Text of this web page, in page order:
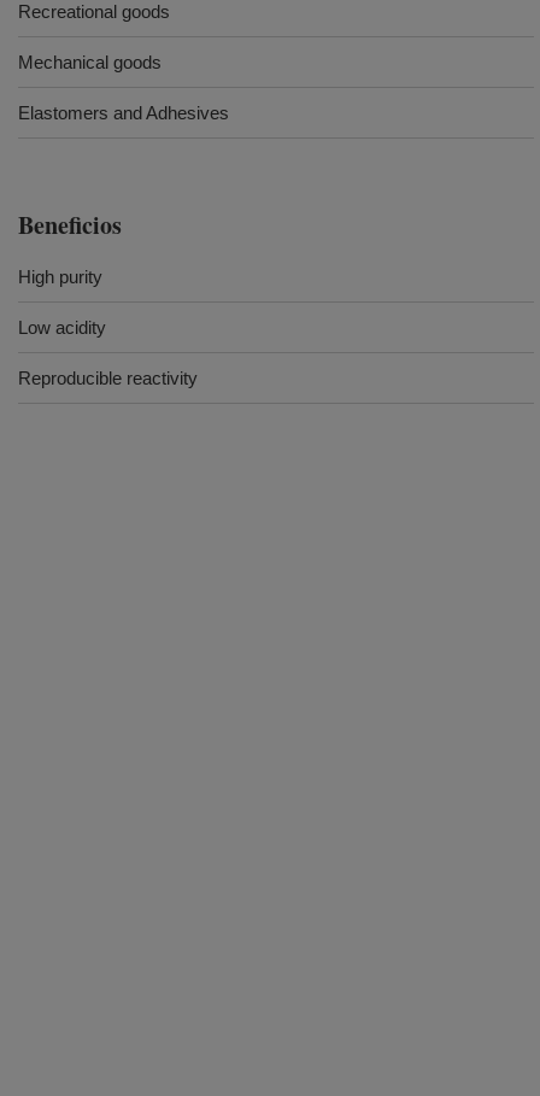
Recreational goods
Mechanical goods
Elastomers and Adhesives
Beneficios
High purity
Low acidity
Reproducible reactivity